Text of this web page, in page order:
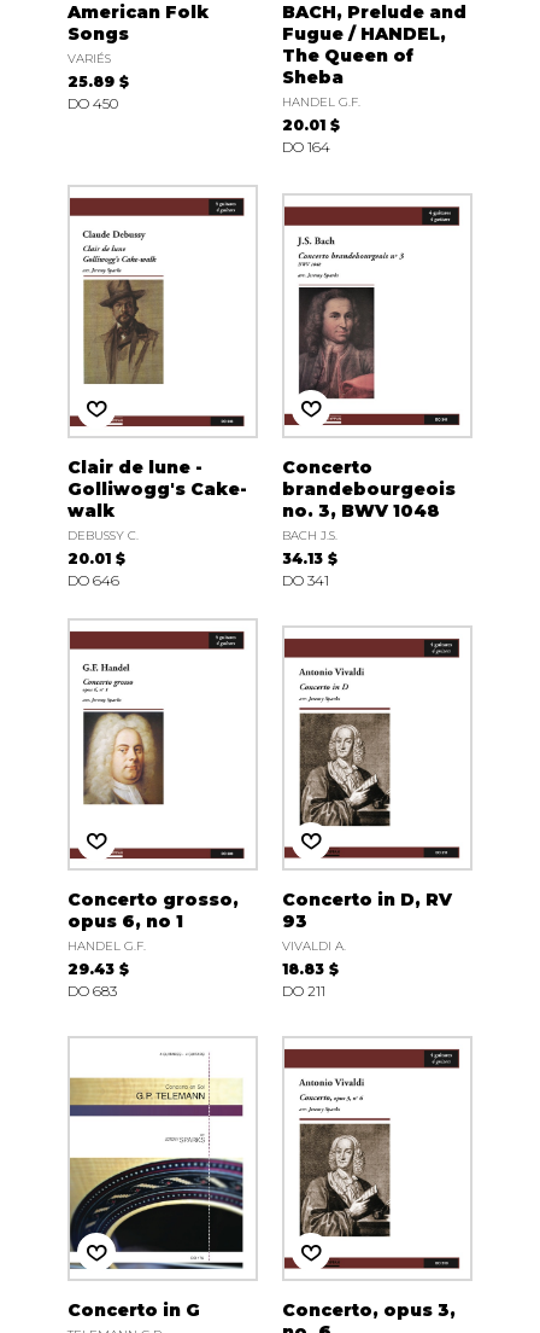
American Folk
Songs
VARIÉS
25.89 $
DO 450
BACH, Prelude and
Fugue / HANDEL,
The Queen of
Sheba
HANDEL G.F.
20.01 $
DO 164
Clair de lune -
Golliwogg's Cake-
walk
DEBUSSY C.
20.01 $
DO 646
Concerto
brandebourgeois
no. 3, BWV 1048
BACH J.S.
34.13 $
DO 341
Concerto grosso,
opus 6, no 1
HANDEL G.F.
29.43 $
DO 683
Concerto in D, RV
93
VIVALDI A.
18.83 $
DO 211
Concerto in G
Concerto, opus 3,